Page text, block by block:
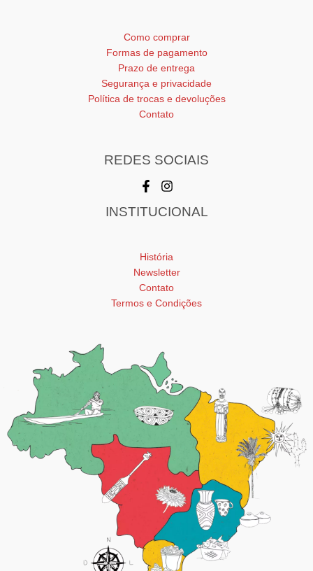
Como comprar
Formas de pagamento
Prazo de entrega
Segurança e privacidade
Política de trocas e devoluções
Contato
REDES SOCIAIS
INSTITUCIONAL
História
Newsletter
Contato
Termos e Condições